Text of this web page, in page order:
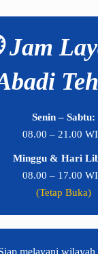
Jam
Senin – Sabtu:
08.00 – 21.00
Minggu & Hari
08.00 – 17.00
(Tetap Buka)
melayani